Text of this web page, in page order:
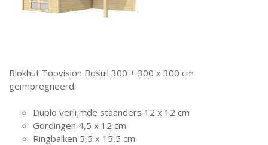
Blokhut Topvision Bosuil 300 + 300 x 300 cm
geïmpregneerd:
Duplo verlijmde staanders 12 x 12 cm
Gordingen 4,5 x 12 cm
Ringbalken 5,5 x 15,5 cm